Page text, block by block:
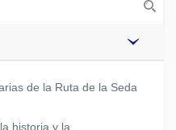
de la Ruta de la Seda
historia y la